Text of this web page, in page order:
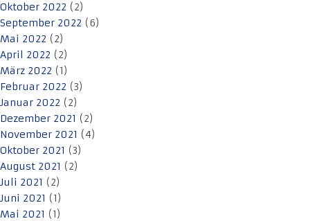
Oktober 2022 (2)
September 2022 (6)
Mai 2022 (2)
April 2022 (2)
März 2022 (1)
Februar 2022 (3)
Januar 2022 (2)
Dezember 2021 (2)
November 2021 (4)
Oktober 2021 (3)
August 2021 (2)
Juli 2021 (2)
Juni 2021 (1)
Mai 2021 (1)